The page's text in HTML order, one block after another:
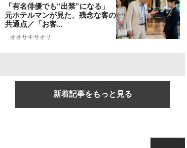
「有名俳優でも“出禁”になる」
元ホテルマンが見た、残念な客の
共通点／「お客...
オオサキサオリ
新着記事をもっと見る